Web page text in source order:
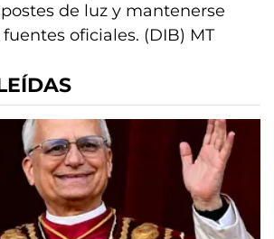
de luz y mantenerse
oficiales. (DIB) MT